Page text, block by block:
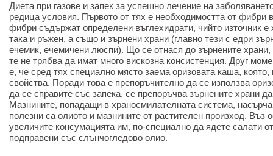
Диета при газове и запек за успешно лечение на
редица условия. Първото от тях е необходимостта от фибри
фибри съдържат определени въглехидрати, чийто източник е
така и ръжен, а също и зърнени храни (главно тези с едри
ечемик, ечемичени люспи). Що се отнася до зърнените
те не трябва да имат много вискозна консистенция. Друг
е, че сред тях специално място заема оризовата каша,
свойства. Поради това е препоръчително да се използва
да се справите със запека, се препоръчва зърнените храни
Мазнините, попадащи в храносмилателната система,
полезни са олиото и мазнините от растителен произход. Въз
увеличите консумацията им, по-специално да ядете салати
подправени със слънчогледово олио.